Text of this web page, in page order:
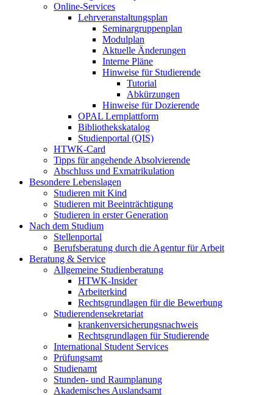
Online-Services
Lehrveranstaltungsplan
Seminargruppenplan
Modulplan
Aktuelle Änderungen
Interne Pläne
Hinweise für Studierende
Tutorial
Abkürzungen
Hinweise für Dozierende
OPAL Lernplattform
Bibliothekskatalog
Studienportal (QIS)
HTWK-Card
Tipps für angehende Absolvierende
Abschluss und Exmatrikulation
Besondere Lebenslagen
Studieren mit Kind
Studieren mit Beeinträchtigung
Studieren in erster Generation
Nach dem Studium
Stellenportal
Berufsberatung durch die Agentur für Arbeit
Beratung & Service
Allgemeine Studienberatung
HTWK-Insider
Arbeiterkind
Rechtsgrundlagen für die Bewerbung
Studierendensekretariat
krankenversicherungsnachweis
Rechtsgrundlagen für Studierende
International Student Services
Prüfungsamt
Studienamt
Stunden- und Raumplanung
Akademisches Auslandsamt